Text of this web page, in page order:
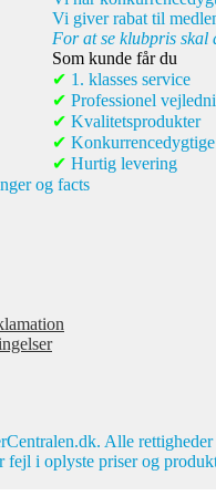
Vi giver rabat til
For at se klubpris skal
Som kunde får du
✔ 1. klasses service
✔ Professionel
✔ Kvalitetsprodukter
✔
✔ Hurtig levering
og facts
Alle
i oplyste priser og